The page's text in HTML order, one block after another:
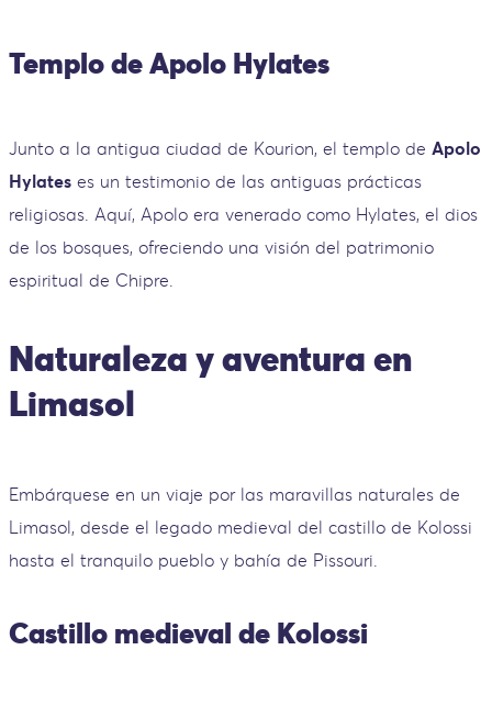
Templo de Apolo Hylates
Junto a la antigua ciudad de Kourion, el templo de Apolo
Hylates es un testimonio de las antiguas prácticas
religiosas. Aquí, Apolo era venerado como Hylates, el dios
de los bosques, ofreciendo una visión del patrimonio
espiritual de Chipre.
Naturaleza y aventura en
Limasol
Embárquese en un viaje por las maravillas naturales de
Limasol, desde el legado medieval del castillo de Kolossi
hasta el tranquilo pueblo y bahía de Pissouri.
Castillo medieval de Kolossi